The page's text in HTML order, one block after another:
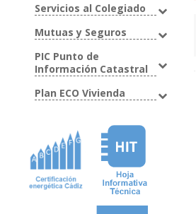
Servicios al Colegiado
Mutuas y Seguros
PIC Punto de
Información Catastral
Plan ECO Vivienda